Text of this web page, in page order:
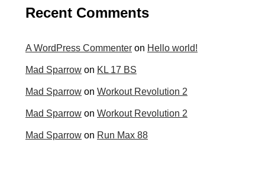
Recent Comments
A WordPress Commenteron Hello world!
Mad Sparrowon KL 17 BS
Mad Sparrowon Workout Revolution 2
Mad Sparrowon Workout Revolution 2
Mad Sparrowon Run Max 88